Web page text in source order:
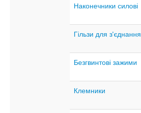
Наконечники силові
Гільзи для з'єднання
Безгвинтові зажими
Клемники